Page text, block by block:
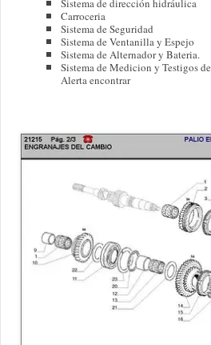
Sistema de dirección hidráulica
Carroceria
Sistema de Seguridad
Sistema de Ventanilla y Espejo
Sistema de Alternador y Bateria.
Sistema de Medicion y Testigos de
Alerta encontrar